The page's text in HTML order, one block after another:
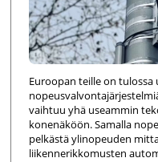
Euroopan teille on
vaihtuu yhä useammin
konenäköön. Samalla
pelkästä ylinopeuden
liikennerikkomusten